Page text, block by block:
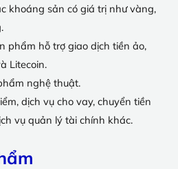
khoáng sản có giá trị như vàng,
phẩm hỗ trợ giao dịch tiền ảo,
Litecoin.
nghệ thuật.
dịch vụ cho vay, chuyển tiền
vụ quản lý tài chính khác.